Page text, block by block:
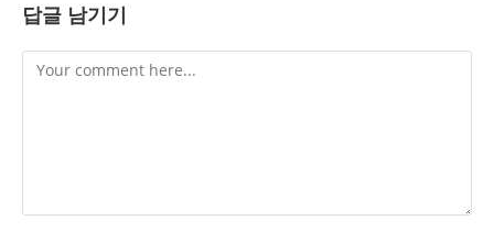
답글 남기기
Comment